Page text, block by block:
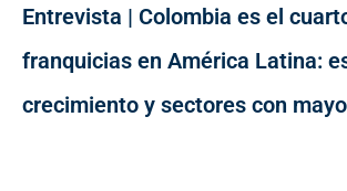
Entrevista | Colombia es el
franquicias en América Latina:
crecimiento y sectores con